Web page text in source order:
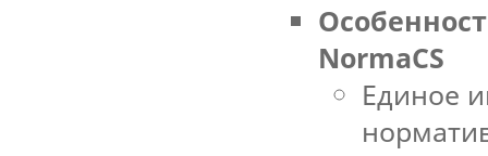
NormaCS
Единое